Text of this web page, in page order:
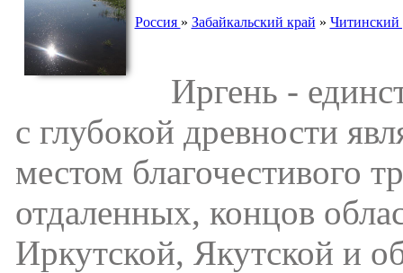
Россия » Забайкальский край » Читинский
Иргень -
с глубокой древности
местом благочестивого
отдаленных, концов
Иркутской, Якутской и